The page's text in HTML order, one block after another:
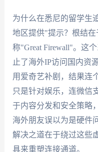
为什么在悉尼的留学生
地区提供"提示？根结
称"Great Firewall"。这
止了海外IP访问国内资
用爱奇艺补剧，结果连
只是针对娱乐，连微信
于内容分发和安全策略
海外朋友误以为是硬件
解决之道在于绕过这些
具来重塑连接通道。